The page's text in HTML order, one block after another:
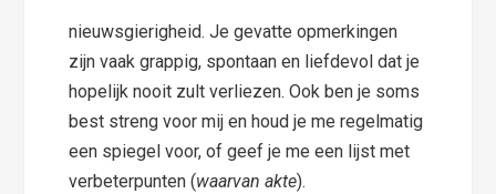
nieuwsgierigheid. Je gevatte opmerkingen
zijn vaak grappig, spontaan en liefdevol dat je
hopelijk nooit zult verliezen. Ook ben je soms
best streng voor mij en houd je me regelmatig
een spiegel voor, of geef je me een lijst met
verbeterpunten (waarvan akte).